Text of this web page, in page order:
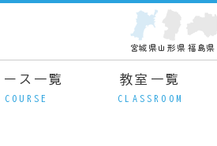
宮城県山形県 福島県
ース一覧
COURSE
教室一覧
CLASSROOM